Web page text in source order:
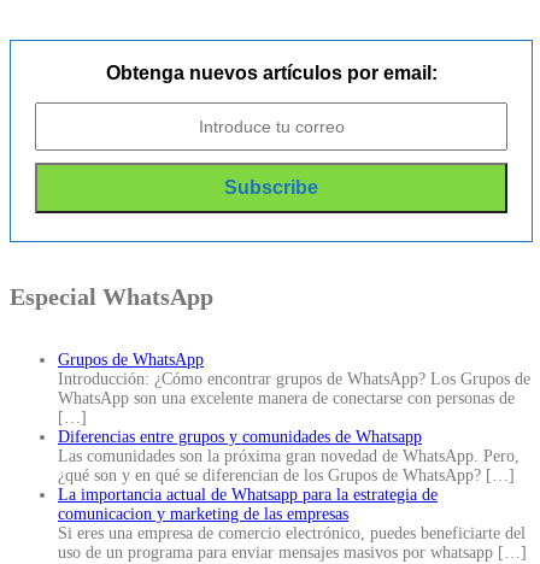
Obtenga nuevos artículos por email:
Especial WhatsApp
Grupos de WhatsApp
Introducción: ¿Cómo encontrar grupos de WhatsApp? Los Grupos de
WhatsApp son una excelente manera de conectarse con personas de
[…]
Diferencias entre grupos y comunidades de Whatsapp
Las comunidades son la próxima gran novedad de WhatsApp. Pero,
¿qué son y en qué se diferencian de los Grupos de WhatsApp? […]
La importancia actual de Whatsapp para la estrategia de
comunicacion y marketing de las empresas
Si eres una empresa de comercio electrónico, puedes beneficiarte del
uso de un programa para enviar mensajes masivos por whatsapp […]